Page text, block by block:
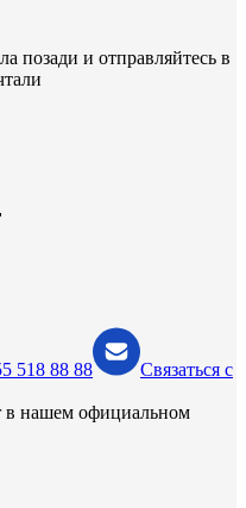
позади и отправляйтесь в
518 88 88
Связаться с
в нашем официальном